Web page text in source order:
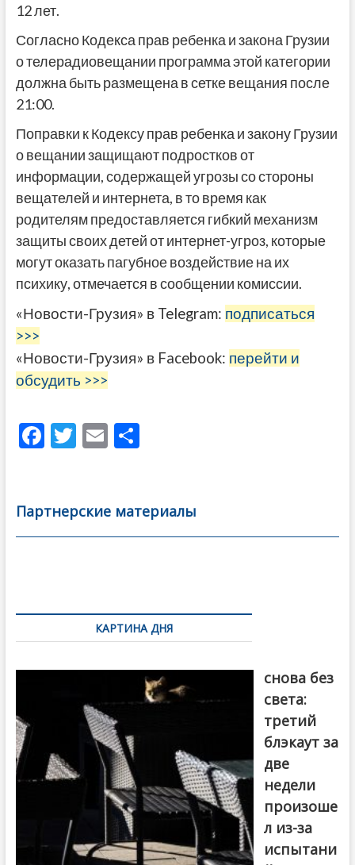
12 лет.
Согласно Кодекса прав ребенка и закона Грузии
о телерадиовещании программа этой категории
должна быть размещена в сетке вещания после
21:00.
Поправки к Кодексу прав ребенка и закону Грузии
о вещании защищают подростков от
информации, содержащей угрозы со стороны
вещателей и интернета, в то время как
родителям предоставляется гибкий механизм
защиты своих детей от интернет-угроз, которые
могут оказать пагубное воздействие на их
психику, отмечается в сообщении комиссии.
«Новости-Грузия» в Telegram: подписаться
>>>
«Новости-Грузия» в Facebook: перейти и
обсудить >>>
F
b
o
T
er
E
l
О
а
в
Партнерские материалы
по
записямКАРТИНА ДНЯ
снова без
света:
третий
блэкаут за
две
недели
произоше
л из-за
испытани